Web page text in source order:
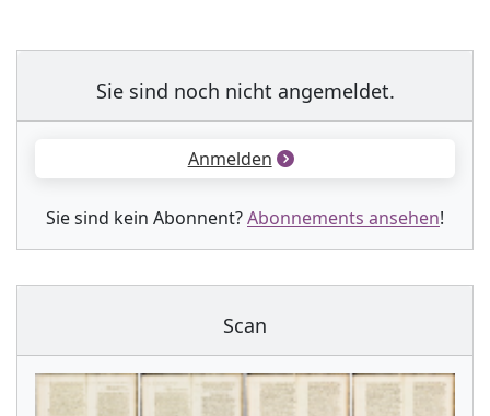
Sie sind noch nicht angemeldet.
Anmelden
Sie sind kein Abonnent?Abonnements ansehen!
Scan